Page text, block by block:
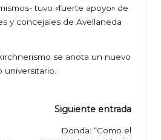
tuvo «fuerte apoyo» de
y concejales de Avellaneda
se anota un nuevo
Siguiente entrada
Donda: “Como el